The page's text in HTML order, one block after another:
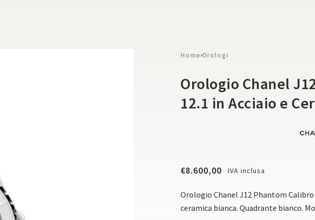
Home›Orologi
Orologio Chanel
12.1 in Acciaio e
€8.600,00 IVA inclusa
Orologio Chanel J12 Phantom Calibro
ceramica bianca. Quadrante bianco.